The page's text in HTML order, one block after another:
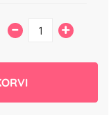
– +